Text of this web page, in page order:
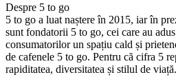
Despre 5 to go
5 to go a luat naștere în 2015, iar în
sunt fondatorii 5 to go, cei care au
consumatorilor un spațiu cald și
de cafenele 5 to go. Pentru că cifra 5
rapiditatea, diversitatea și stilul de viață.